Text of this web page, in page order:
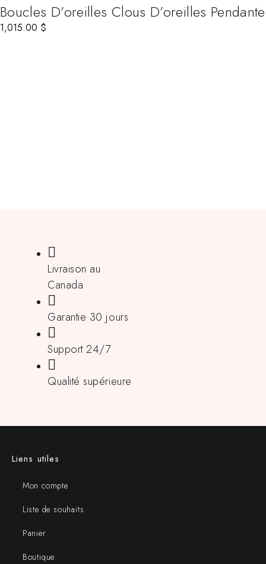
Boucles D’oreilles Clous D’oreilles
1,015.00 $
Livraison au
Canada
Garantie 30 jours
Support 24/7
Qualité supérieure
Liens utiles
Mon compte
Liste de souhaits
Panier
Boutique